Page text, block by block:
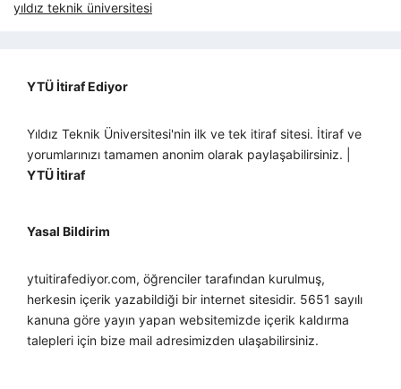
yıldız teknik üniversitesi
YTÜ İtiraf Ediyor
Yıldız Teknik Üniversitesi'nin ilk ve tek itiraf sitesi. İtiraf ve
yorumlarınızı tamamen anonim olarak paylaşabilirsiniz. |
YTÜ İtiraf
Yasal Bildirim
ytuitirafediyor.com, öğrenciler tarafından kurulmuş,
herkesin içerik yazabildiği bir internet sitesidir. 5651 sayılı
kanuna göre yayın yapan websitemizde içerik kaldırma
talepleri için bize mail adresimizden ulaşabilirsiniz.